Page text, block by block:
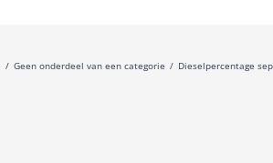
/ Geen onderdeel van een categorie / Dieselpercentage